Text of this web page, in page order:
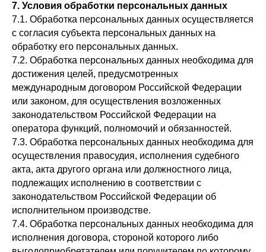
7. Условия обработки персональных данных
7.1. Обработка персональных данных осуществляется
с согласия субъекта персональных данных на
обработку его персональных данных.
7.2. Обработка персональных данных необходима для
достижения целей, предусмотренных
международным договором Российской Федерации
или законом, для осуществления возложенных
законодательством Российской Федерации на
оператора функций, полномочий и обязанностей.
7.3. Обработка персональных данных необходима для
осуществления правосудия, исполнения судебного
акта, акта другого органа или должностного лица,
подлежащих исполнению в соответствии с
законодательством Российской Федерации об
исполнительном производстве.
7.4. Обработка персональных данных необходима для
исполнения договора, стороной которого либо